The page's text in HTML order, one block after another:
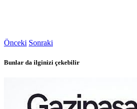
Önceki Sonraki
Bunlar da ilginizi çekebilir